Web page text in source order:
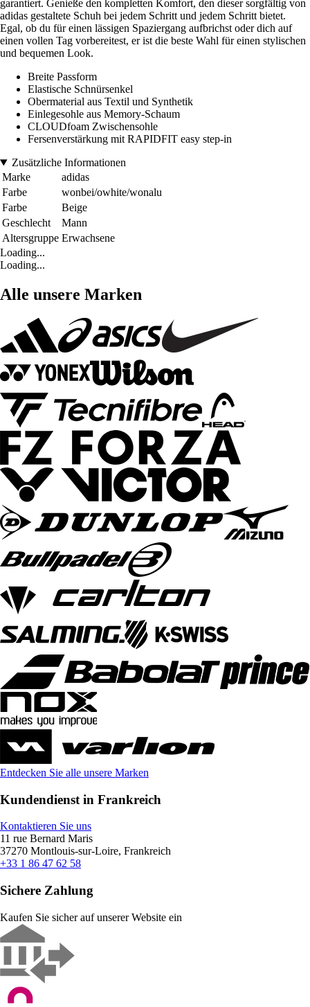
garantiert. Genieße den kompletten Komfort, den dieser sorgfältig von
adidas gestaltete Schuh bei jedem Schritt und jedem Schritt bietet.
Egal, ob du für einen lässigen Spaziergang aufbrichst oder dich auf
einen vollen Tag vorbereitest, er ist die beste Wahl für einen stylischen
und bequemen Look.
Breite Passform
Elastische Schnürsenkel
Obermaterial aus Textil und Synthetik
Einlegesohle aus Memory-Schaum
CLOUDfoam Zwischensohle
Fersenverstärkung mit RAPIDFIT easy step-in
Zusätzliche Informationen
Marke
adidas
Farbe
wonbei/owhite/wonalu
Farbe
Beige
Geschlecht
Mann
Altersgruppe Erwachsene
Loading...
Loading...
Alle unsere Marken
Entdecken Sie alle unsere Marken
Kundendienst in Frankreich
Kontaktieren Sie uns
11 rue Bernard Maris
37270 Montlouis-sur-Loire, Frankreich
+33 1 86 47 62 58
Sichere Zahlung
Kaufen Sie sicher auf unserer Website ein